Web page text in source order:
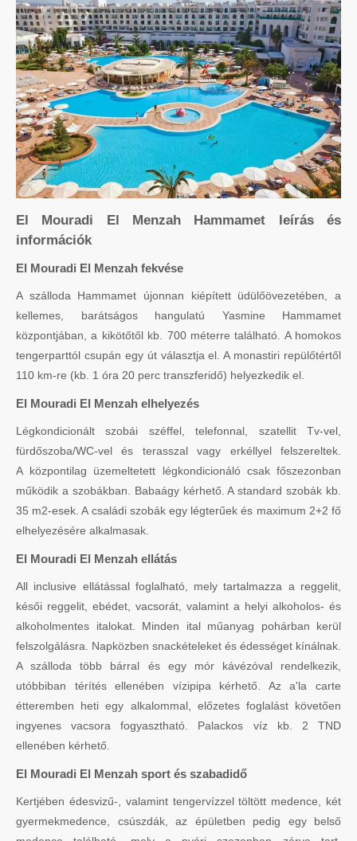
El Mouradi El Menzah Hammamet leírás és
információk
El Mouradi El Menzah fekvése
A szálloda Hammamet újonnan kiépített üdülőövezetében, a
kellemes, barátságos hangulatú Yasmine Hammamet
központjában, a kikötőtől kb. 700 méterre található. A homokos
tengerparttól csupán egy út választja el. A monastiri repülőtértől
110 km-re (kb. 1 óra 20 perc transzferidő) helyezkedik el.
El Mouradi El Menzah elhelyezés
Légkondicionált szobái széffel, telefonnal, szatellit Tv-vel,
fürdőszoba/WC-vel és terasszal vagy erkéllyel felszereltek.
A központilag üzemeltetett légkondicionáló csak főszezonban
működik a szobákban. Babaágy kérhető. A standard szobák kb.
35 m2-esek. A családi szobák egy légterűek és maximum 2+2 fő
elhelyezésére alkalmasak.
El Mouradi El Menzah ellátás
All inclusive ellátással foglalható, mely tartalmazza a reggelit,
késői reggelit, ebédet, vacsorát, valamint a helyi alkoholos- és
alkoholmentes italokat. Minden ital műanyag pohárban kerül
felszolgálásra. Napközben snackételeket és édességet kínálnak.
A szálloda több bárral és egy mór kávézóval rendelkezik,
utóbbiban térítés ellenében vízipipa kérhető. Az a'la carte
étteremben heti egy alkalommal, előzetes foglalást követően
ingyenes vacsora fogyasztható. Palackos víz kb. 2 TND
ellenében kérhető.
El Mouradi El Menzah sport és szabadidő
Kertjében édesvizű-, valamint tengervízzel töltött medence, két
gyermekmedence, csúszdák, az épületben pedig egy belső